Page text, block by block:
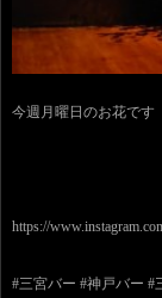
今週月曜日のお花です
https://
#三宮バー #神戸バー #